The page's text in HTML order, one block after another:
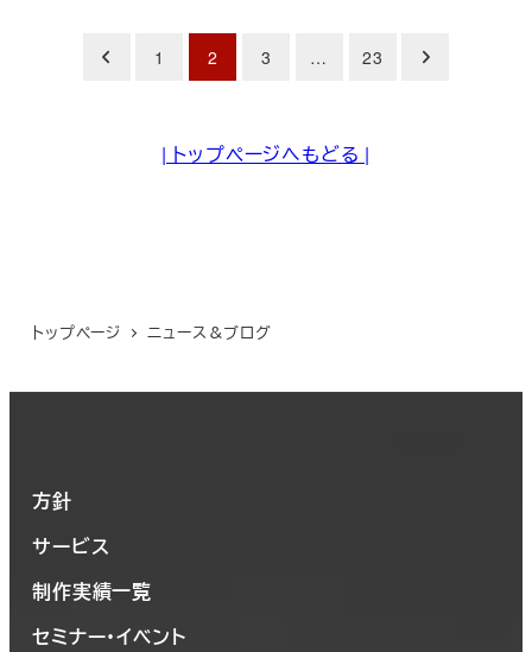
り
1 2 3 … 23
| トップページへもどる |
トップページ ニュース＆ブログ
方針
サービス
制作実績一覧
セミナー・イベント